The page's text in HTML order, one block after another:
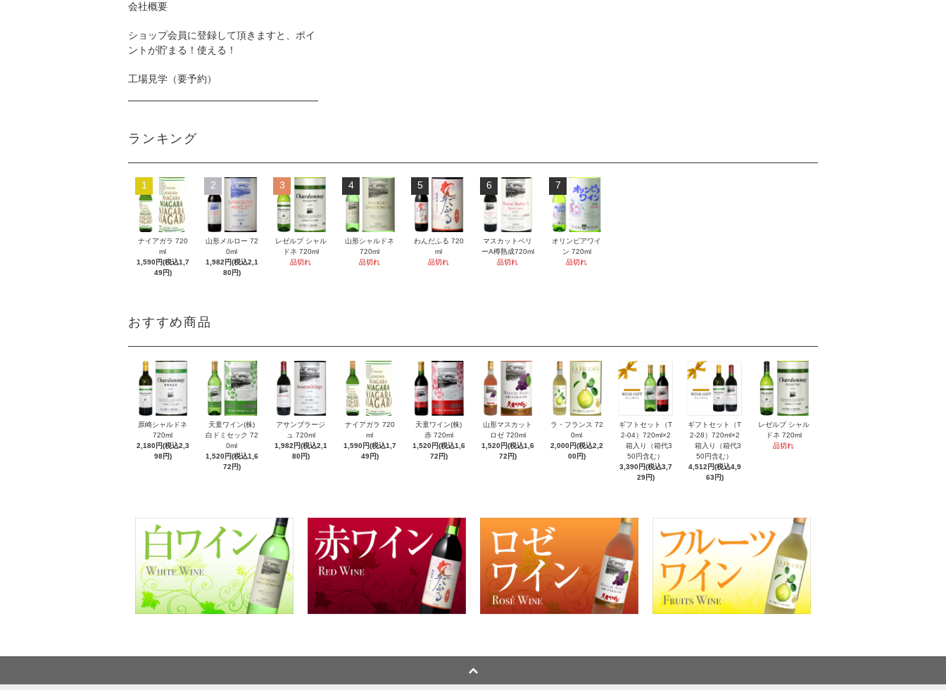
会社概要
ショップ会員に登録して頂きますと、ポイ
ントが貯まる！使える！
工場見学（要予約）
ランキング
1
ナイアガラ 720
ml
1,590円(税込1,7
49円)
2
山形メルロー 72
0ml
1,982円(税込2,1
80円)
3
レゼルブ シャル
ドネ 720ml
品切れ
4
山形シャルドネ
720ml
品切れ
5
わんだふる 720
ml
品切れ
6
マスカットベリ
ーA樽熟成720ml
品切れ
7
オリンピアワイ
ン 720ml
品切れ
おすすめ商品
原崎シャルドネ
720ml
2,180円(税込2,3
98円)
天童ワイン(株)
白ドミセック 72
0ml
1,520円(税込1,6
72円)
アサンブラージ
ュ 720ml
1,982円(税込2,1
80円)
ナイアガラ 720
ml
1,590円(税込1,7
49円)
天童ワイン(株)
赤 720ml
1,520円(税込1,6
72円)
山形マスカット
ロゼ 720ml
1,520円(税込1,6
72円)
ラ・フランス 72
0ml
2,000円(税込2,2
00円)
ギフトセット（T
2-04）720ml×2
箱入り（箱代3
50円含む）
3,390円(税込3,7
29円)
ギフトセット（T
2-28）720ml×2
箱入り（箱代3
50円含む）
4,512円(税込4,9
63円)
レゼルブ シャル
ドネ 720ml
品切れ